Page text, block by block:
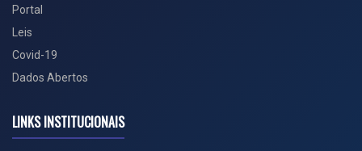
Portal
Leis
Covid-19
Dados Abertos
LINKS INSTITUCIONAIS